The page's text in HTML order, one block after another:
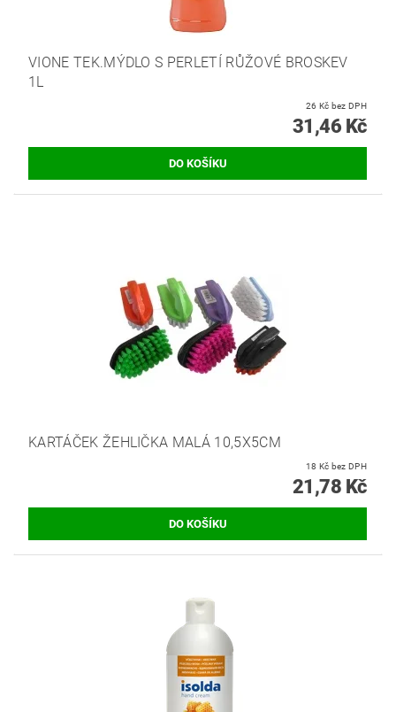
VIONE TEK.MÝDLO S PERLETÍ RŮŽOVÉ BROSKEV
1L
26 Kč bez DPH
31,46 Kč
KARTÁČEK ŽEHLIČKA MALÁ 10,5X5CM
18 Kč bez DPH
21,78 Kč